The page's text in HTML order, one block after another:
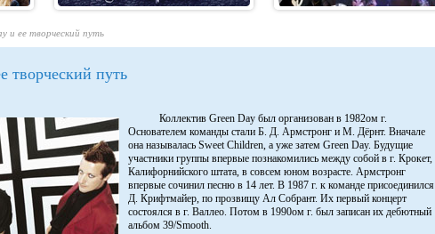
и ее творческий путь
творческий путь
Коллектив Green Day был организован в 1982ом г.
Основателем команды стали Б. Д. Армстронг и М. Дёрнт. Вначале
она называлась Sweet Children, а уже затем Green Day. Будущие
участники группы впервые познакомились между собой в г. Крокет,
Калифорнийского штата, в совсем юном возрасте. Армстронг
впервые сочинил песню в 14 лет. В 1987 г. к команде присоединился
Д. Крифтмайер, по прозвищу Ал Собрант. Их первый концерт
состоялся в г. Валлео. Потом в 1990ом г. был записан их дебютный
альбом 39/Smooth.